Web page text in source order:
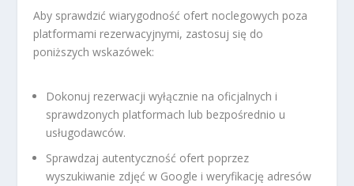
Aby sprawdzić wiarygodność ofert noclegowych poza
platformami rezerwacyjnymi, zastosuj się do
poniższych wskazówek:
Dokonuj rezerwacji wyłącznie na oficjalnych i
sprawdzonych platformach lub bezpośrednio u
usługodawców.
Sprawdzaj autentyczność ofert poprzez
wyszukiwanie zdjęć w Google i weryfikację adresów